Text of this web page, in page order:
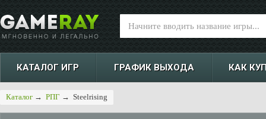
КАТАЛОГ ИГР ГРАФИК ВЫХОДА КАК
Каталог → РПГ → Steelrising